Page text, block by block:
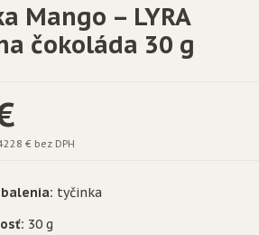
Mango – LYRA
čokoláda 30 g
€ bez DPH
tyčinka
30 g